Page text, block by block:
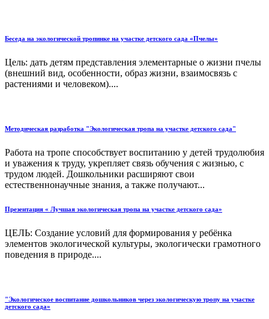
Беседа на экологической тропинке на участке детского сада «Пчелы»
Цель: дать детям представления элементарные о жизни пчелы
(внешний вид, особенности, образ жизни, взаимосвязь с
растениями и человеком)....
Методическая разработка "Экологическая тропа на участке детского сада"
Работа на тропе способствует воспитанию у детей трудолюбия
и уважения к труду, укрепляет связь обучения с жизнью, с
трудом людей. Дошкольники расширяют свои
естественнонаучные знания, а также получают...
Презентация « Лучшая экологическая тропа на участке детского сада»
ЦЕЛЬ: Создание условий для формирования у ребёнка
элементов экологической культуры, экологически грамотного
поведения в природе....
"Экологическое воспитание дошкольников через экологическую тропу на участке
детского сада»